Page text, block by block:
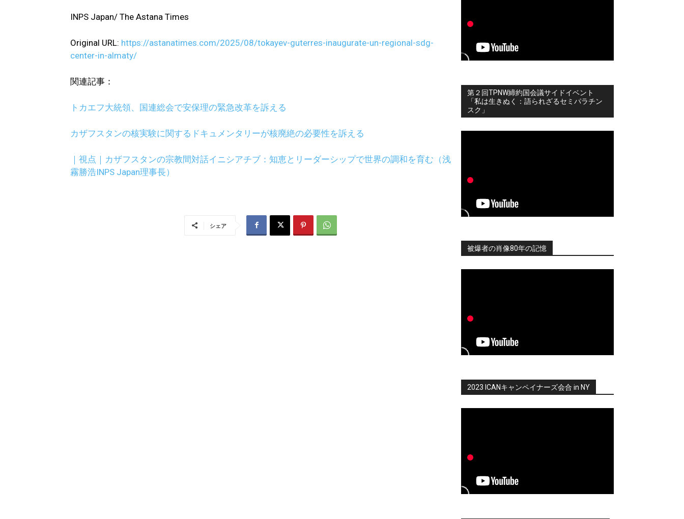
INPS Japan/ The Astana Times
Original URL: https://astanatimes.com/2025/08/tokayev-guterres-inaugurate-un-regional-sdg-
center-in-almaty/
関連記事：
トカエフ大統領、国連総会で安保理の緊急改革を訴える
カザフスタンの核実験に関するドキュメンタリーが核廃絶の必要性を訴える
｜視点｜カザフスタンの宗教間対話イニシアチブ：知恵とリーダーシップで世界の調和を育む（浅
霧勝浩INPS Japan理事長）
シェア
第２回TPNW締約国会議サイドイベント
「私は生きぬく：語られざるセミパラチン
スク」
被爆者の肖像80年の記憶
2023 ICANキャンペイナーズ会合 in NY